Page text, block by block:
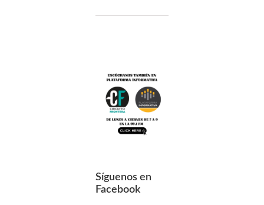
Síguenos en
Facebook